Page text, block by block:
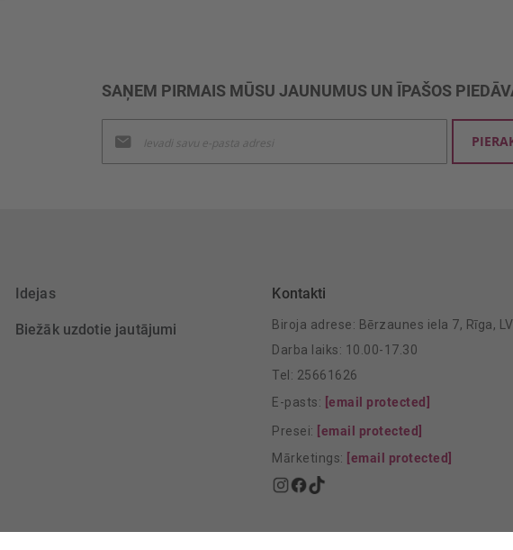
SAŅEM PIRMAIS MŪSU JAUNUMUS UN ĪPAŠOS
jaunumu
saņemšanai:
Idejas
Biežāk uzdotie jautājumi
Kontakti
Biroja adrese: Bērzaunes iela 7, Rīga,
Darba laiks: 10.00-17.30
Tel: 25661626
E-pasts: [email protected]
Presei: [email protected]
Mārketings: [email protected]